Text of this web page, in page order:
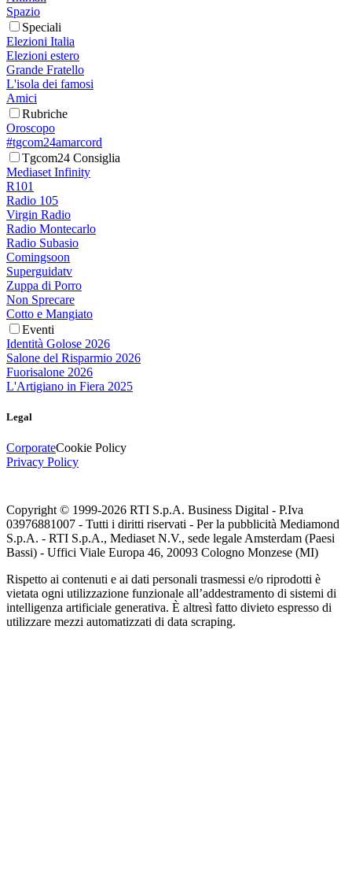
Spazio
Speciali
Elezioni Italia
Elezioni estero
Grande Fratello
L'isola dei famosi
Amici
Rubriche
Oroscopo
#tgcom24amarcord
Tgcom24 Consiglia
Mediaset Infinity
R101
Radio 105
Virgin Radio
Radio Montecarlo
Radio Subasio
Comingsoon
Superguidatv
Zuppa di Porro
Non Sprecare
Cotto e Mangiato
Eventi
Identità Golose 2026
Salone del Risparmio 2026
Fuorisalone 2026
L'Artigiano in Fiera 2025
Legal
CorporateCookie Policy
Privacy Policy
Copyright © 1999-2026 RTI S.p.A. Business Digital - P.Iva
03976881007 - Tutti i diritti riservati - Per la pubblicità Mediamond
S.p.A. - RTI S.p.A., Mediaset N.V., sede legale Amsterdam (Paesi
Bassi) - Uffici Viale Europa 46, 20093 Cologno Monzese (MI)
Rispetto ai contenuti e ai dati personali trasmessi e/o riprodotti è
vietata ogni utilizzazione funzionale all’addestramento di sistemi di
intelligenza artificiale generativa. È altresì fatto divieto espresso di
utilizzare mezzi automatizzati di data scraping.